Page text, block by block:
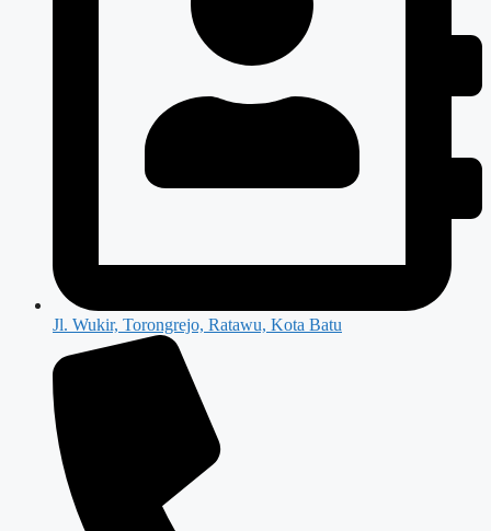
Jl. Wukir, Torongrejo, Ratawu, Kota Batu